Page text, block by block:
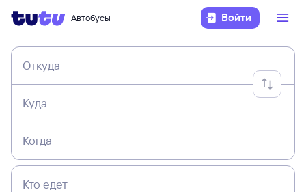
Автобусы Войти
Откуда
Куда
Когда
Кто едет